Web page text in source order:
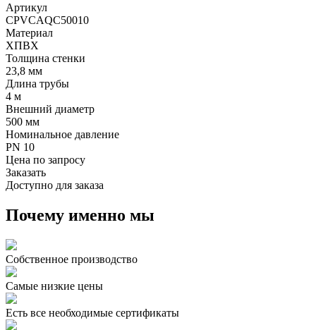
Артикул
CPVCAQC50010
Материал
ХПВХ
Толщина стенки
23,8 мм
Длина трубы
4 м
Внешний диаметр
500 мм
Номинальное давление
PN 10
Цена по запросу
Заказать
Доступно для заказа
Почему именно мы
Собственное производство
Самые низкие цены
Есть все необходимые сертификаты